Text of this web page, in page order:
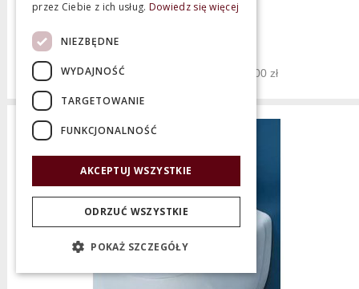
Producent:
Flaminia
Najniższa cena z 30 dni: 1 099,00 zł
przez Ciebie z ich usług. Dowiedz się więcej
NIEZBĘDNE
WYDAJNOŚĆ
TARGETOWANIE
FUNKCJONALNOŚĆ
AKCEPTUJ WSZYSTKIE
ODRZUĆ WSZYSTKIE
POKAŻ SZCZEGÓŁY